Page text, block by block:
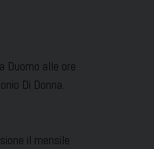
Duomo alle ore
Di Donna.
il mensile